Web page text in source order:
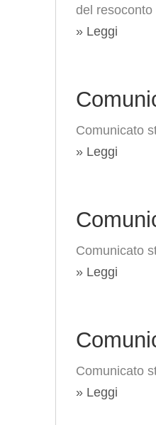
del
» Leggi
Comunicato
» Leggi
Comunicato
» Leggi
Comunicato
» Leggi